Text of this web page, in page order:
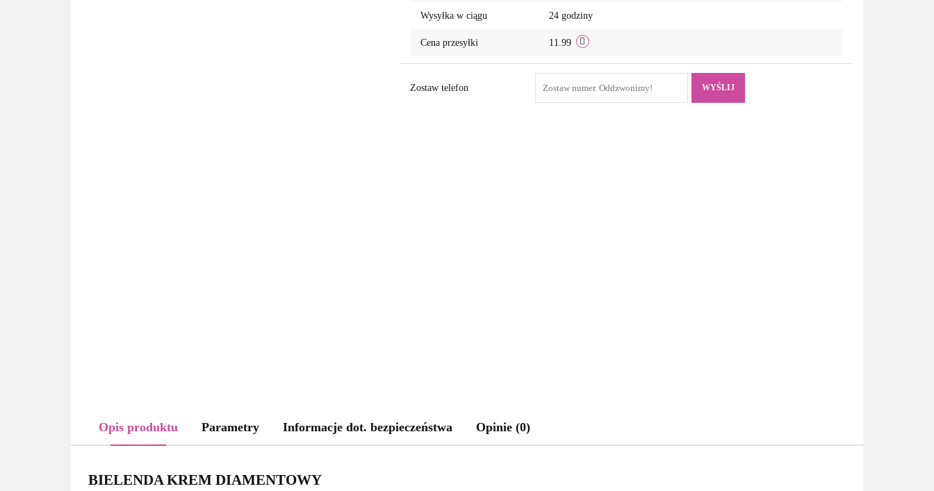
Wysyłka w ciągu 24 godziny
Cena przesyłki 11.99
Zostaw telefon WYŚLIJ
Opis produktu Parametry Informacje dot. bezpieczeństwa Opinie (0)
BIELENDA KREM DIAMENTOWY